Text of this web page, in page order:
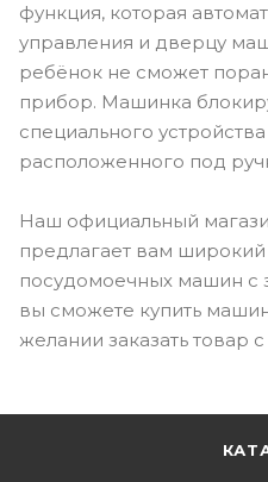
функция, которая
управления и дверцу
ребёнок не сможет
прибор. Машинка
специального
расположенного под
Наш официальный
предлагает вам
посудомоечных машин с
вы сможете купить
желании заказать товар